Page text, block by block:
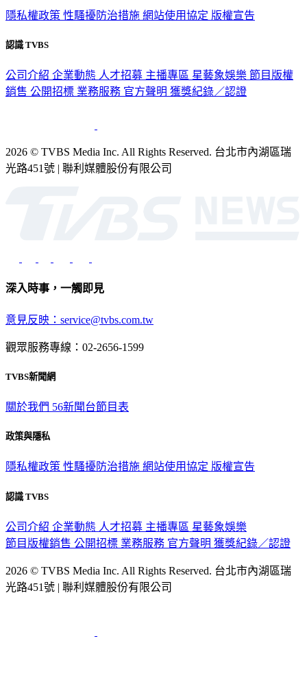
隱私權政策 性騷擾防治措施 網站使用協定 版權宣告
認識 TVBS
公司介紹 企業動態 人才招募 主播專區 星藝象娛樂 節目版權
銷售 公開招標 業務服務 官方聲明 獲獎紀錄／認證
2026 © TVBS Media Inc. All Rights Reserved. 台北市內湖區瑞
光路451號 | 聯利媒體股份有限公司
深入時事，一觸即見
意見反映：service@tvbs.com.tw
觀眾服務專線：02-2656-1599
TVBS新聞網
關於我們 56新聞台節目表
政策與隱私
隱私權政策 性騷擾防治措施 網站使用協定 版權宣告
認識 TVBS
公司介紹 企業動態 人才招募 主播專區 星藝象娛樂
節目版權銷售 公開招標 業務服務 官方聲明 獲獎紀錄／認證
2026 © TVBS Media Inc. All Rights Reserved. 台北市內湖區瑞
光路451號 | 聯利媒體股份有限公司